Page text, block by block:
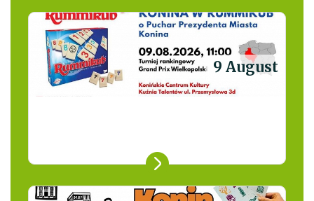
9 August